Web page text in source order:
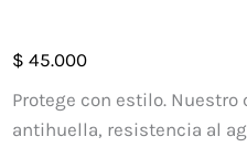
$ 45.000
Protege con estilo.
antihuella, resistencia al
Case
Francia
Samsung